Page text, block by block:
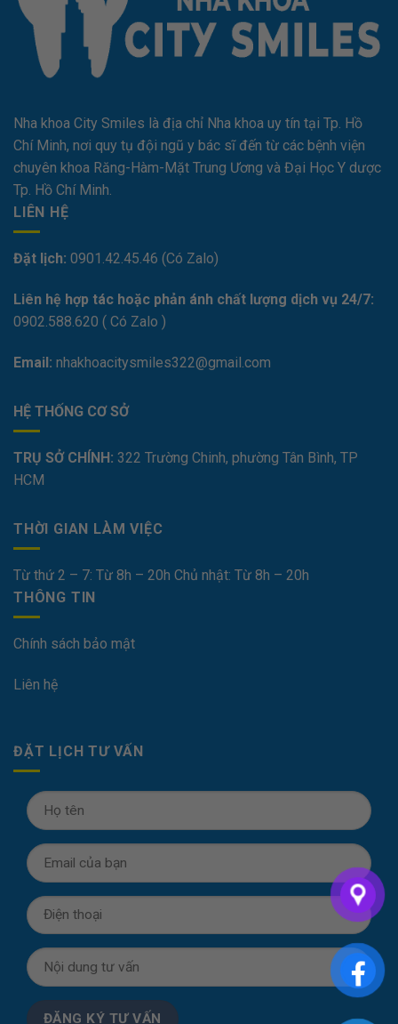
Nha khoa City Smiles là địa chỉ Nha khoa uy tín tại Tp. Hồ
Chí Minh, nơi quy tụ đội ngũ y bác sĩ đến từ các bệnh viện
chuyên khoa Răng-Hàm-Mặt Trung Ương và Đại Học Y dược
Tp. Hồ Chí Minh.
LIÊN HỆ
Đặt lịch: 0901.42.45.46 (Có Zalo)
Liên hệ hợp tác hoặc phản ánh chất lượng dịch vụ 24/7:
0902.588.620 ( Có Zalo )
Email: nhakhoacitysmiles322@gmail.com
HỆ THỐNG CƠ SỞ
TRỤ SỞ CHÍNH: 322 Trường Chinh, phường Tân Bình, TP
HCM
THỜI GIAN LÀM VIỆC
Từ thứ 2 – 7: Từ 8h – 20h Chủ nhật: Từ 8h – 20h
THÔNG TIN
Chính sách bảo mật
Liên hệ
ĐẶT LỊCH TƯ VẤN